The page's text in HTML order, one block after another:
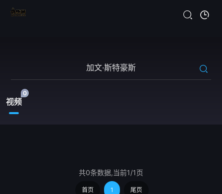
视频
0
共0条数据,当前1/1页
首页 1 尾页